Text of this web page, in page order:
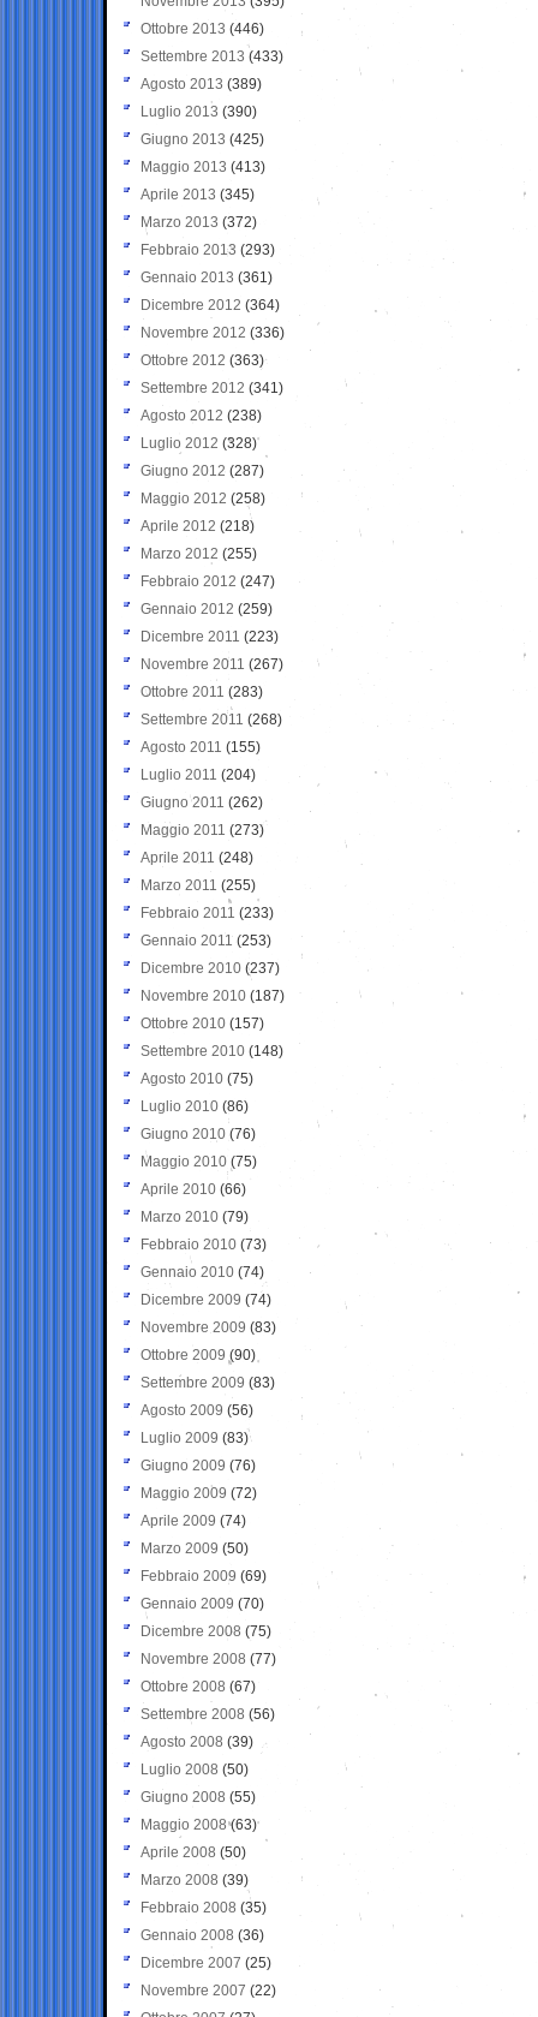
Ottobre 2013 (446)
Settembre 2013 (433)
Agosto 2013 (389)
Luglio 2013 (390)
Giugno 2013 (425)
Maggio 2013 (413)
Aprile 2013 (345)
Marzo 2013 (372)
Febbraio 2013 (293)
Gennaio 2013 (361)
Dicembre 2012 (364)
Novembre 2012 (336)
Ottobre 2012 (363)
Settembre 2012 (341)
Agosto 2012 (238)
Luglio 2012 (328)
Giugno 2012 (287)
Maggio 2012 (258)
Aprile 2012 (218)
Marzo 2012 (255)
Febbraio 2012 (247)
Gennaio 2012 (259)
Dicembre 2011 (223)
Novembre 2011 (267)
Ottobre 2011 (283)
Settembre 2011 (268)
Agosto 2011 (155)
Luglio 2011 (204)
Giugno 2011 (262)
Maggio 2011 (273)
Aprile 2011 (248)
Marzo 2011 (255)
Febbraio 2011 (233)
Gennaio 2011 (253)
Dicembre 2010 (237)
Novembre 2010 (187)
Ottobre 2010 (157)
Settembre 2010 (148)
Agosto 2010 (75)
Luglio 2010 (86)
Giugno 2010 (76)
Maggio 2010 (75)
Aprile 2010 (66)
Marzo 2010 (79)
Febbraio 2010 (73)
Gennaio 2010 (74)
Dicembre 2009 (74)
Novembre 2009 (83)
Ottobre 2009 (90)
Settembre 2009 (83)
Agosto 2009 (56)
Luglio 2009 (83)
Giugno 2009 (76)
Maggio 2009 (72)
Aprile 2009 (74)
Marzo 2009 (50)
Febbraio 2009 (69)
Gennaio 2009 (70)
Dicembre 2008 (75)
Novembre 2008 (77)
Ottobre 2008 (67)
Settembre 2008 (56)
Agosto 2008 (39)
Luglio 2008 (50)
Giugno 2008 (55)
Maggio 2008(63)
Aprile 2008 (50)
Marzo 2008 (39)
Febbraio 2008 (35)
Gennaio 2008 (36)
Dicembre 2007 (25)
Novembre 2007 (22)